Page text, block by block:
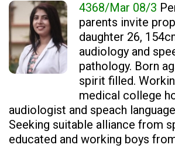
4368/Mar 08/3
parents invite
daughter 26,
audiology and
pathology. Born
spirit filled.
medical college
audiologist and speach
Seeking suitable alliance from
educated and working boys